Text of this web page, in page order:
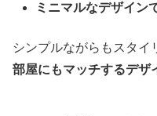
ミニマルなデザイン
シンプルながらもスタイ
部屋にもマッチするデザ